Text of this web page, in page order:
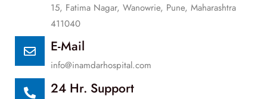
15, Fatima Nagar, Wanowrie, Pune, Maharashtra
411040
E-Mail
info@inamdarhospital.com
24 Hr. Support